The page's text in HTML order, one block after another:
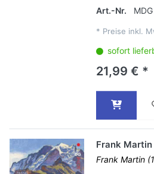
Art.-Nr.
* Preise inkl.
sofort
21,99 € *
Frank
Frank Martin